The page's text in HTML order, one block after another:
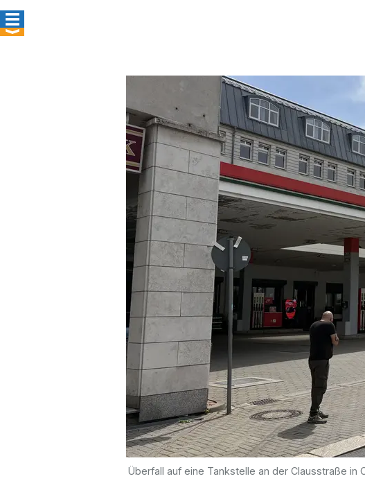
Überfall auf eine Tankstelle an der Clausstraße